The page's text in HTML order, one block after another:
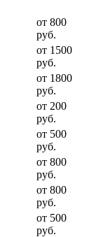
от 800
руб.
от 1500
руб.
от 1800
руб.
от 200
руб.
от 500
руб.
от 800
руб.
от 800
руб.
от 500
руб.